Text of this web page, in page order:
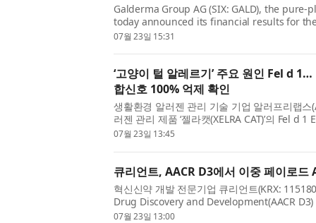
Galderma Group AG (SIX: GALD), the
today announced its financial results for
reached 3.134 billion USD, surpassing 3
07월 23일 15:31
‘고양이 털 알레르기’ 주요 원인 Fel d
합신호 100% 억제 확인
생활환경 알러젠 관리 기술 기업 알러프리랩스
러젠 관리 제품 ‘젤라캣(XELRA CAT)’의 Fel d
리랩스는 츌립앤사이언스(구 압타머사이언스)
07월 23일 13:45
큐리언트, AACR D3에서 이중 페이로드
혁신신약 개발 전문기업 큐리언트(KRX:
Drug Discovery and Development(AACR
항체-약물 접합체(ADC) QP101의 비임상 효능
07월 23일 13:00